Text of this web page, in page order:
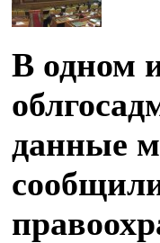
В одном
данные